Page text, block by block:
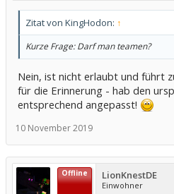
Zitat von KingHodon: ↑
Kurze Frage: Darf man teamen?
Nein, ist nicht erlaubt und führt
für die Erinnerung - hab den
entsprechend angepasst!
10 November 2019
Offline LionKnestDE
Einwohner